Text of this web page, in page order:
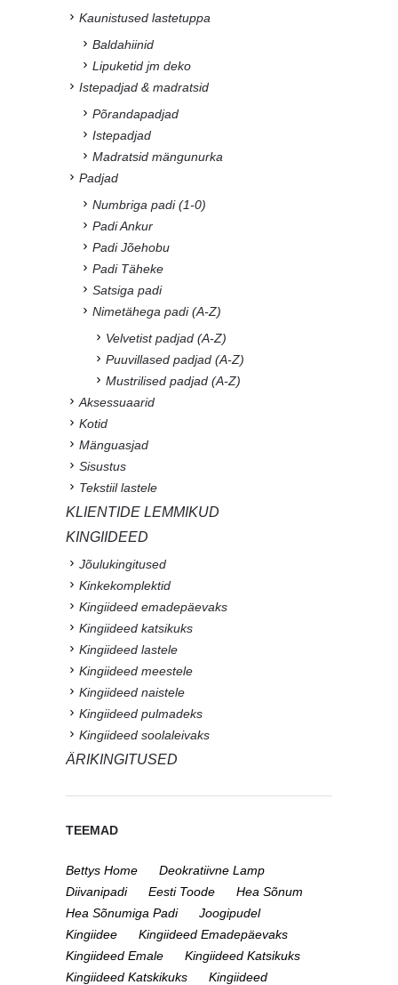
Kaunistused lastetuppa
Baldahiinid
Lipuketid jm deko
Istepadjad & madratsid
Põrandapadjad
Istepadjad
Madratsid mängunurka
Padjad
Numbriga padi (1-0)
Padi Ankur
Padi Jõehobu
Padi Täheke
Satsiga padi
Nimetähega padi (A-Z)
Velvetist padjad (A-Z)
Puuvillased padjad (A-Z)
Mustrilised padjad (A-Z)
Aksessuaarid
Kotid
Mänguasjad
Sisustus
Tekstiil lastele
KLIENTIDE LEMMIKUD
KINGIIDEED
Jõulukingitused
Kinkekomplektid
Kingiideed emadepäevaks
Kingiideed katsikuks
Kingiideed lastele
Kingiideed meestele
Kingiideed naistele
Kingiideed pulmadeks
Kingiideed soolaleivaks
ÄRIKINGITUSED
TEEMAD
Bettys Home
Deokratiivne Lamp
Diivanipadi
Eesti Toode
Hea Sõnum
Hea Sõnumiga Padi
Joogipudel
Kingiidee
Kingiideed Emadepäevaks
Kingiideed Emale
Kingiideed Katsikuks
Kingiideed Katskikuks
Kingiideed